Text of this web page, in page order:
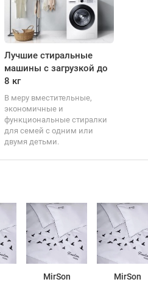
Лучшие стиральные
машины с загрузкой до
8 кг
В меру вместительные,
экономичные и
функциональные стиралки
для семей с одним или
двумя детьми.
MirSon
MirSon